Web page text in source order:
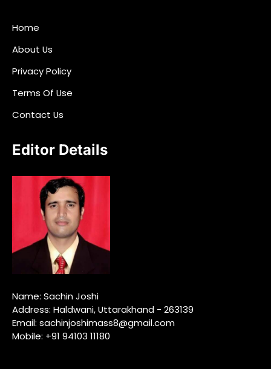
Home
About Us
Privacy Policy
Terms Of Use
Contact Us
Editor Details
Name: Sachin Joshi
Address: Haldwani, Uttarakhand - 263139
Email: sachinjoshimass8@gmail.com
Mobile: +91 94103 11180